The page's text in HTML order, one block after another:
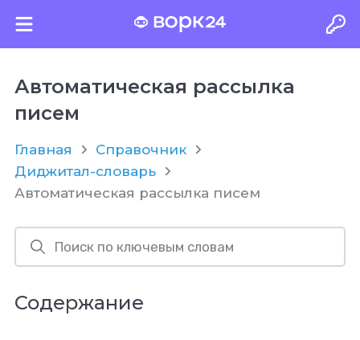
Автоматическая рассылка
писем
Главная
Справочник
Диджитал-словарь
Автоматическая рассылка писем
Содержание